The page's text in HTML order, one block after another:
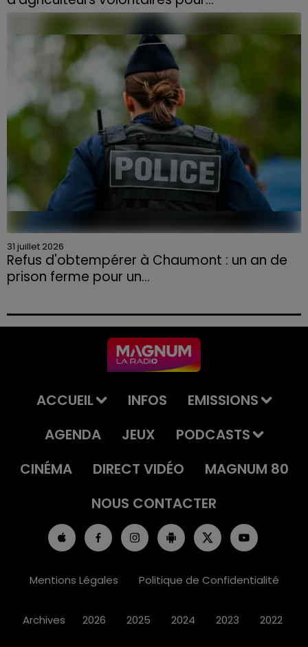
Face à la sécheresse et aux risques de départs de feu,
la Chambre d'agriculture des Vosges a lancé un appel
aux agriculteurs volontaires pour venir en aide...
31 juillet 2026
Refus d'obtempérer à Chaumont : un an de
prison ferme pour un...
permis et la confiscation de son véhicule.
ACCUEIL INFOS
EMISSIONS
AGENDA
JEUX
PODCASTS
CINÉMA
DIRECT VIDÉO
MAGNUM 80
NOUS CONTACTER
Mentions Légales Politique de Confidentialité
Archives 2026 2025 2024 2023 2022